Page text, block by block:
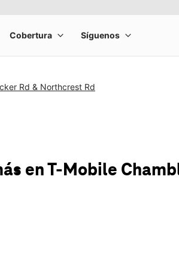
Rd & Northcrest Rd
en T-Mobile